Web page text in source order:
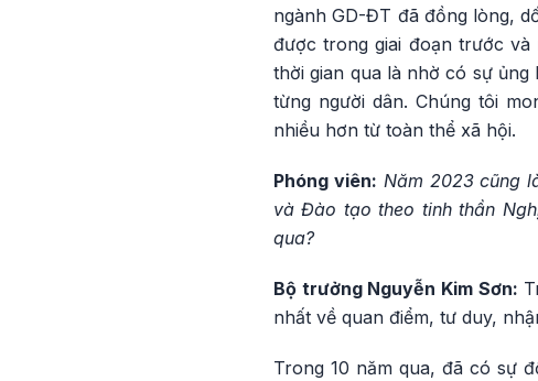
ngành GD-ĐT đã đồng lòng,
được trong giai đoạn trước
thời gian qua là nhờ có sự
từng người dân. Chúng tôi
nhiều hơn từ toàn thể xã hội.
Phóng viên: Năm 2023 cũng
và Đào tạo theo tinh thần
qua?
Bộ trưởng Nguyễn Kim Sơn:
nhất về quan điểm, tư duy,
Trong 10 năm qua, đã có sự